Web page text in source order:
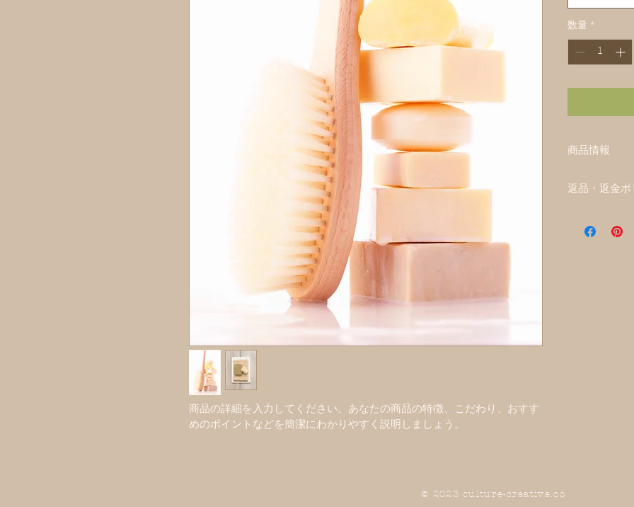
商品の詳細を入力してください。あなたの商品の特徴、こだわり、おすす
めのポイントなどを簡潔にわかりやすく説明しましょう。
数量 *
商品情報
どを簡潔にわ
返品・返金ポ
© 2023 culture-creative.co